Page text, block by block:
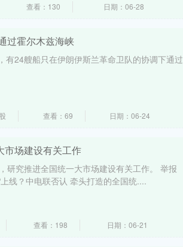
查看：130 日期：06-28
过霍尔木兹海峡
24艘船只在伊朗伊斯兰革命卫队的协调下通过
查看：69 日期：06-24
市场建设有关工作
研究推进全国统一大市场建设有关工作。 举报
线？中电联否认 牵头打造的全国统....
查看：198 日期：06-21